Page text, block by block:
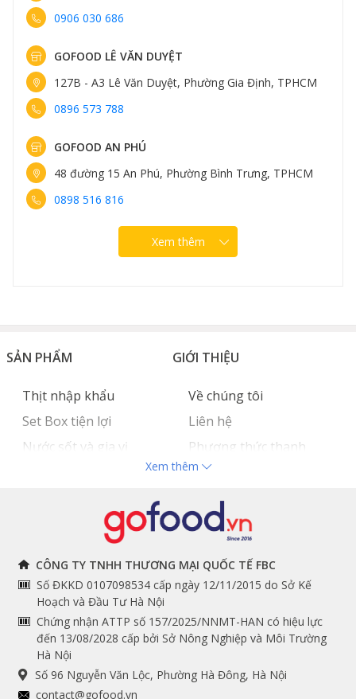
0906 030 686
GOFOOD LÊ VĂN DUYỆT
127B - A3 Lê Văn Duyệt, Phường Gia Định, TPHCM
0896 573 788
GOFOOD AN PHÚ
48 đường 15 An Phú, Phường Bình Trưng, TPHCM
0898 516 816
Xem thêm
SẢN PHẨM
Thịt nhập khẩu
Set Box tiện lợi
Nước sốt và gia vị
GIỚI THIỆU
Về chúng tôi
Liên hệ
Phương thức thanh
toán
Tuyển dụng
THÔNG TIN
Chính sách và quy định
chung
Hướng dẫn đặt hàng
Cam kết chất lượng
THEO DÕI NGAY
Facebook
Instagram
Youtube
Tiktok
Xem thêm
CÔNG TY TNHH THƯƠNG MẠI QUỐC TẾ FBC
Số ĐKKD 0107098534 cấp ngày 12/11/2015 do Sở Kế
Hoạch và Đầu Tư Hà Nội
Chứng nhận ATTP số 157/2025/NNMT-HAN có hiệu lực
đến 13/08/2028 cấp bởi Sở Nông Nghiệp và Môi Trường
Hà Nội
Số 96 Nguyễn Văn Lộc, Phường Hà Đông, Hà Nội
contact@gofood.vn